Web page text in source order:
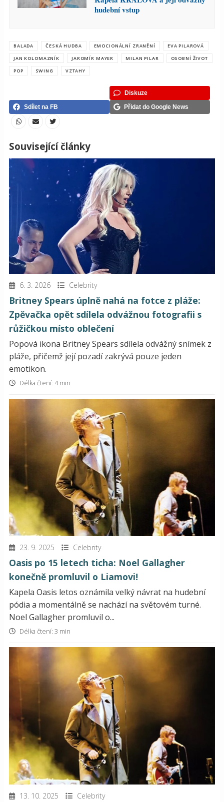
hudební vstup
BALADA ČESKÁ HUDBA EMOCIONÁLNÍ ZRANĚNÍ
EVA PILAROVÁ
JAN KOLOMAZNÍK
JAROMÍR MAYER MILAN PILAR
OSOBNÍ ŽIVOT
POP
SWING VZTAHY
Diskuze
Sdílet na FB
Přidat do Google News
Související články
6. 3. 2026 Celebrity
Britney Spears úplně nahá na fotce z pláže:
Zpěvačka opět sdílela odvážnou fotografii s
růžičkou místo oblečení
Popová ikona Britney Spears sdílela odvážný snímek z
pláže, přičemž její pozadí zakrývá pouze jeden
emotikon.
Délka čtení: 4 min
23. 9. 2025 Celebrity
Oasis po 15 letech ticha: Noel Gallagher
konečně promluvil o Liamovi!
Kapela Oasis letos oznámila velký návrat na hudební
pódia a momentálně se nachází na světovém turné.
Noel Gallagher promluvil o...
Délka čtení: 3 min
13. 10. 2025 Celebrity